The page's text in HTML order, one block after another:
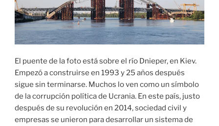
El puente de la foto está sobre el río Dnieper, en Kiev.
Empezó a construirse en 1993 y 25 años después
sigue sin terminarse. Muchos lo ven como un símbolo
de la corrupción política de Ucrania. En este país, justo
después de su revolución en 2014, sociedad civil y
empresas se unieron para desarrollar un sistema de